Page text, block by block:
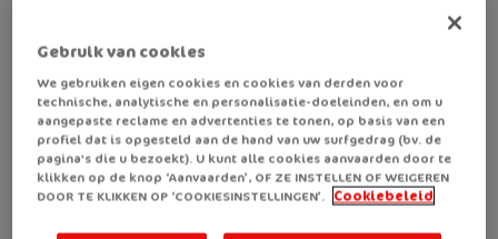
Royco China Style
Gebruik van cookies
We gebruiken eigen cookies en cookies van derden voor
technische, analytische en personalisatie-doeleinden, en om u
aangepaste reclame en advertenties te tonen, op basis van een
profiel dat is opgesteld aan de hand van uw surfgedrag (bv. de
pagina's die u bezoekt). U kunt alle cookies aanvaarden door te
klikken op de knop ‘Aanvaarden’, OF ZE INSTELLEN OF WEIGEREN
DOOR TE KLIKKEN OP ‘COOKIESINSTELLINGEN’. Cookiebeleid